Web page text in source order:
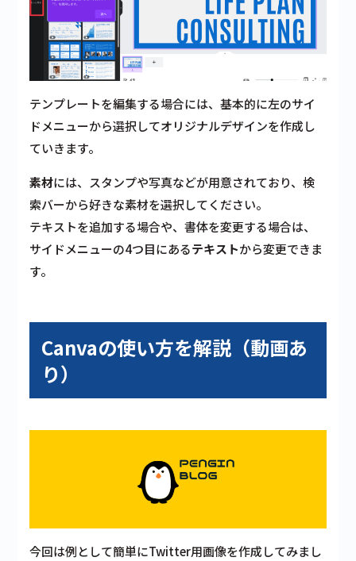
テンプレートを編集する場合には、基本的に左のサイ
ドメニューから選択してオリジナルデザインを作成し
ていきます。
素材には、スタンプや写真などが用意されており、検
索バーから好きな素材を選択してください。
テキストを追加する場合や、書体を変更する場合は、
サイドメニューの4つ目にあるテキストから変更できま
す。
Canvaの使い方を解説（動画あ
り）
今回は例として簡単にTwitter用画像を作成してみまし